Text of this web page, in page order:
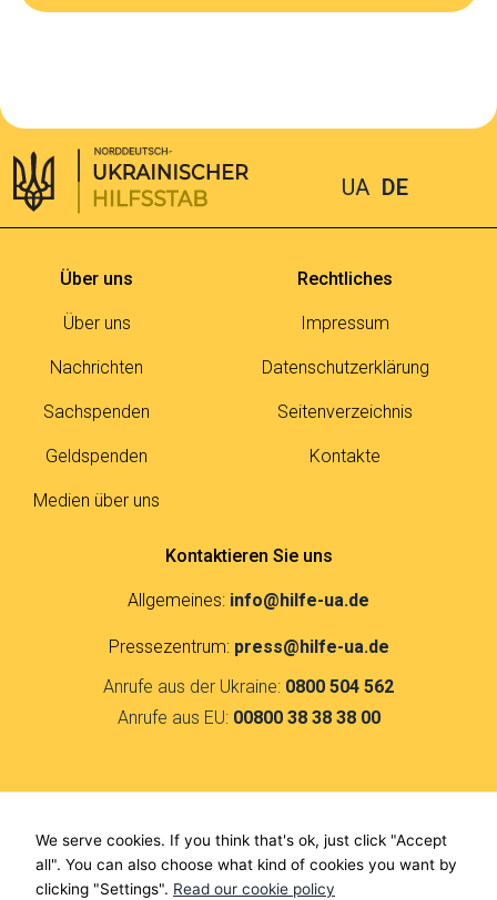
UA DE
Über uns
Über uns
Nachrichten
Sachspenden
Geldspenden
Medien über uns
Rechtliches
Impressum
Datenschutzerklärung
Seitenverzeichnis
Kontakte
Kontaktieren Sie uns
Allgemeines: info@hilfe-ua.de
Pressezentrum: press@hilfe-ua.de
Anrufe aus der Ukraine: 0800 504 562
Anrufe aus EU: 00800 38 38 38 00
F
a
I
n
We serve cookies. If you think that's ok, just click "Accept
all". You can also choose what kind of cookies you want by
clicking "Settings". Read our cookie policy